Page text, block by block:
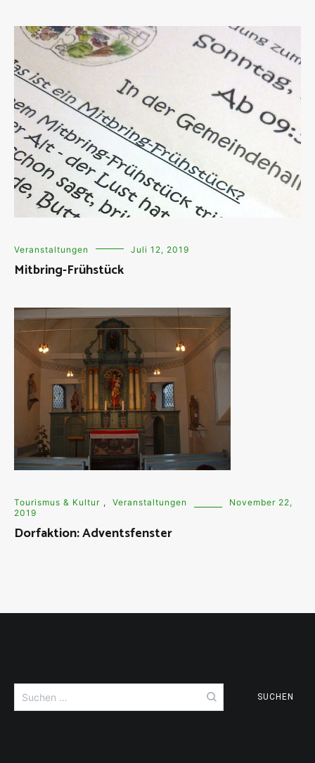
Veranstaltungen Juli 12, 2019
Mitbring-Frühstück
Tourismus & Kultur , Veranstaltungen
November 22,
2019
Dorfaktion: Adventsfenster
nach: